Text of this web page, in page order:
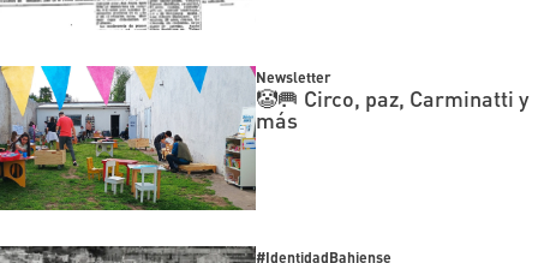
Newsletter
🤡🥅 Circo, paz, Carminatti y
más
#IdentidadBahiense